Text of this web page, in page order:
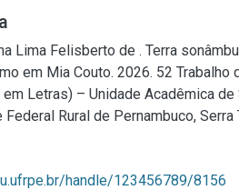
Lima Felisberto de . Terra
em Mia Couto. 2026. 52 Trabalho
Letras) – Unidade Acadêmica de
Rural de Pernambuco, Serra
handle/123456789/8156